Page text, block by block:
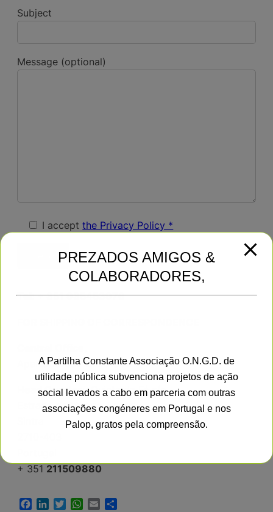
Subject
Message (optional)
I acceptthe Privacy Policy *
Tel: + 351 935453976
Apartado 382 2726-901
Head Quarter:Quinta da Fé s/n
Estrada da Varzea, Lourel
+ 351 211509880
Facebook
LinkedInTwitterWhatsApp
Email
PREZADOS AMIGOS &
COLABORADORES,
A Partilha Constante Associação O.N.G.D. de
utilidade pública subvenciona projetos de ação
social levados a cabo em parceria com outras
associações congéneres em Portugal e nos
Palop, gratos pela compreensão.
This will close in